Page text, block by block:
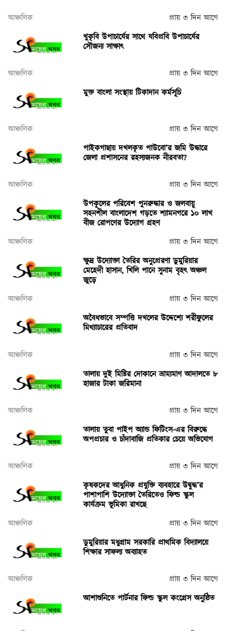
আঞ্চলিক
প্রায় ৩ দিন আগে
খুকৃবি উপাচার্যের সাথে যবিপ্রবি উপাচার্যের
সৌজন্য সাক্ষাৎ
আঞ্চলিক
প্রায় ৩ দিন আগে
মুক্ত বাংলা সংস্থায় টিকাদান কর্মসূচি
আঞ্চলিক
প্রায় ৩ দিন আগে
পাইকগাছায় দখলকৃত পাউবো’র জমি উদ্ধারে
জেলা প্রশাসনের রহস্যজনক নীরবতা?
আঞ্চলিক
প্রায় ৩ দিন আগে
উপকূলের পরিবেশ পুনরুদ্ধার ও জলবায়ু
সহনশীল বাংলাদেশ গড়তে শ্যামনগরে ১০ লাখ
বীজ রোপণের উদ্যোগ গ্রহণ
আঞ্চলিক
প্রায় ৩ দিন আগে
ক্ষুদ্র উদ্যোক্তা তৈরির অনুপ্রেরণা ডুমুরিয়ার
মেহেদী হাসান, খিলি পানে সুনাম বৃহৎ অঞ্চল
জুড়ে
আঞ্চলিক
প্রায় ৩ দিন আগে
অবৈধভাবে সম্পত্তি দখলের উদ্দেশ্যে শরীফুলের
মিথ্যাচারের প্রতিবাদ
আঞ্চলিক
প্রায় ৩ দিন আগে
তালায় দুই মিষ্টির দোকানে ভ্রাম্যমাণ আদালতে ৮
হাজার টাকা জরিমানা
আঞ্চলিক
প্রায় ৩ দিন আগে
তালায় তুবা পাইপ অ্যান্ড ফিটিংস-এর বিরুদ্ধে
অপপ্রচার ও চাঁদাবাজি প্রতিকার চেয়ে অভিযোগ
আঞ্চলিক
প্রায় ৩ দিন আগে
কৃষকদের আধুনিক প্রযুক্তি ব্যবহারে উদ্বুদ্ধ’র
পাশাপাশি উদ্যোক্তা তৈরিতেও ফিল্ড স্কুল
কার্যক্রম ভূমিকা রাখছে
আঞ্চলিক
প্রায় ৩ দিন আগে
ডুমুরিয়ার মধুগ্রাম সরকারি প্রাথমিক বিদ্যালয়ে
শিক্ষার সাফল্য অব্যাহত
আঞ্চলিক
প্রায় ৩ দিন আগে
আশাশুনিতে পার্টনার ফিল্ড স্কুল কংগ্রেস অনুষ্ঠিত